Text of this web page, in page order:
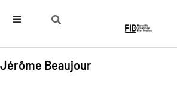
Jérôme Beaujour